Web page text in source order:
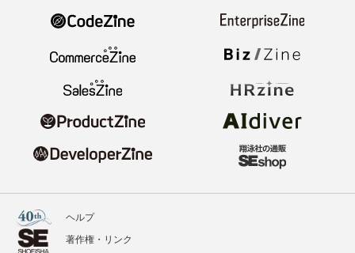
ヘルプ
著作権・リンク